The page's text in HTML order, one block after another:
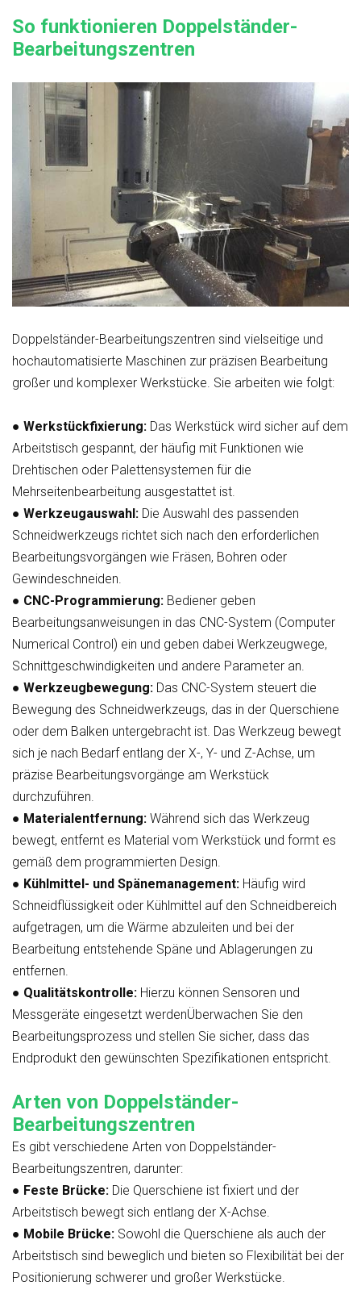
So funktionieren Doppelständer-
Bearbeitungszentren
Doppelständer-Bearbeitungszentren sind vielseitige und
hochautomatisierte Maschinen zur präzisen Bearbeitung
großer und komplexer Werkstücke. Sie arbeiten wie folgt:
● Werkstückfixierung: Das Werkstück wird sicher auf dem
Arbeitstisch gespannt, der häufig mit Funktionen wie
Drehtischen oder Palettensystemen für die
Mehrseitenbearbeitung ausgestattet ist.
● Werkzeugauswahl: Die Auswahl des passenden
Schneidwerkzeugs richtet sich nach den erforderlichen
Bearbeitungsvorgängen wie Fräsen, Bohren oder
Gewindeschneiden.
● CNC-Programmierung: Bediener geben
Bearbeitungsanweisungen in das CNC-System (Computer
Numerical Control) ein und geben dabei Werkzeugwege,
Schnittgeschwindigkeiten und andere Parameter an.
● Werkzeugbewegung: Das CNC-System steuert die
Bewegung des Schneidwerkzeugs, das in der Querschiene
oder dem Balken untergebracht ist. Das Werkzeug bewegt
sich je nach Bedarf entlang der X-, Y- und Z-Achse, um
präzise Bearbeitungsvorgänge am Werkstück
durchzuführen.
● Materialentfernung: Während sich das Werkzeug
bewegt, entfernt es Material vom Werkstück und formt es
gemäß dem programmierten Design.
● Kühlmittel- und Spänemanagement: Häufig wird
Schneidflüssigkeit oder Kühlmittel auf den Schneidbereich
aufgetragen, um die Wärme abzuleiten und bei der
Bearbeitung entstehende Späne und Ablagerungen zu
entfernen.
● Qualitätskontrolle: Hierzu können Sensoren und
Messgeräte eingesetzt werdenÜberwachen Sie den
Bearbeitungsprozess und stellen Sie sicher, dass das
Endprodukt den gewünschten Spezifikationen entspricht.
Arten von Doppelständer-
Bearbeitungszentren
Es gibt verschiedene Arten von Doppelständer-
Bearbeitungszentren, darunter:
● Feste Brücke: Die Querschiene ist fixiert und der
Arbeitstisch bewegt sich entlang der X-Achse.
● Mobile Brücke: Sowohl die Querschiene als auch der
Arbeitstisch sind beweglich und bieten so Flexibilität bei der
Positionierung schwerer und großer Werkstücke.